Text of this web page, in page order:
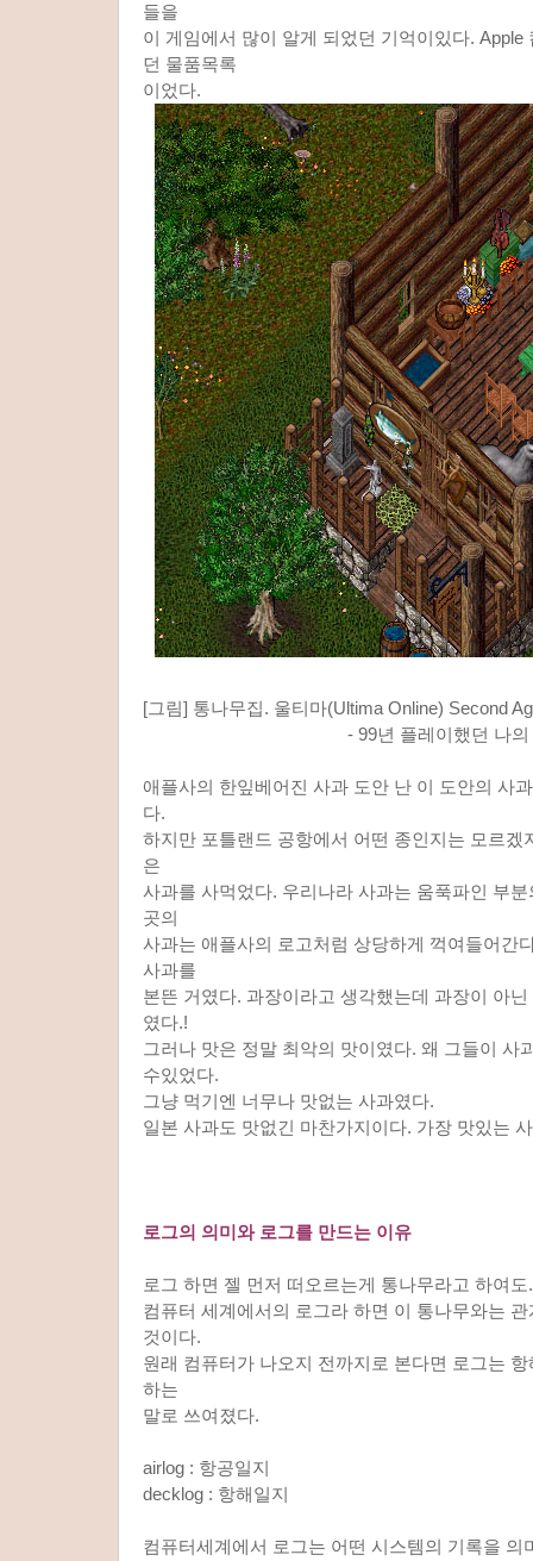
들을
이 게임에서 많이 알게 되었던 기억이있다. Apple
던 물품목록
이었다.
[그림] 통나무집. 울티마(Ultima Online) Second
- 99년 플레이했던 나의 실제
애플사의 한잎베어진 사과 도안 난 이 도안의 사
다.
하지만 포틀랜드 공항에서 어떤 종인지는 모르겠
은
사과를 사먹었다. 우리나라 사과는 움푹파인 부
곳의
사과는 애플사의 로고처럼 상당하게 꺽여들어간
사과를
본뜬 거였다. 과장이라고 생각했는데 과장이 아
였다.!
그러나 맛은 정말 최악의 맛이였다. 왜 그들이 사
수있었다.
그냥 먹기엔 너무나 맛없는 사과였다.
일본 사과도 맛없긴 마찬가지이다. 가장 맛있는
로그의 의미와 로그를 만드는 이유
로그 하면 젤 먼저 떠오르는게 통나무라고 하여도
컴퓨터 세계에서의 로그라 하면 이 통나무와는
것이다.
원래 컴퓨터가 나오지 전까지로 본다면 로그는
하는
말로 쓰여졌다.
airlog : 항공일지
decklog : 항해일지
컴퓨터세계에서 로그는 어떤 시스템의 기록을 의